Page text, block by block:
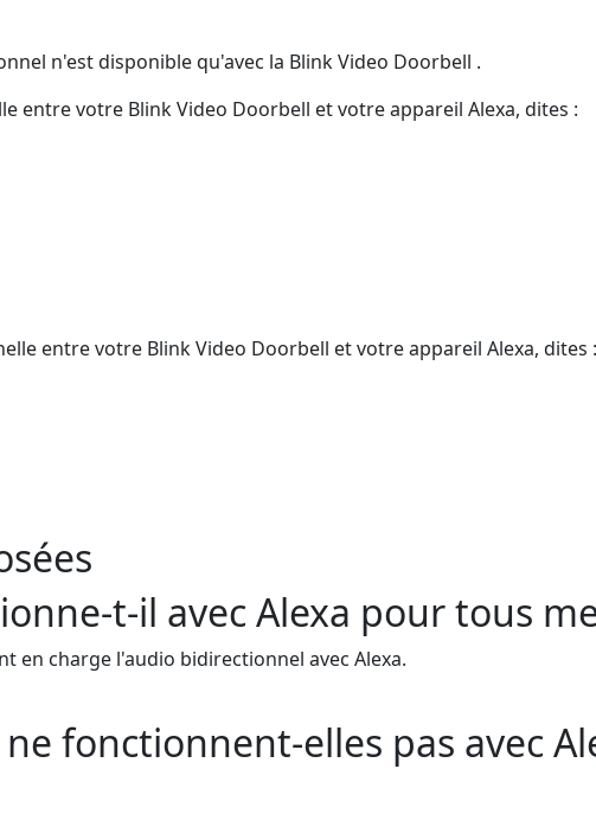
n'est disponible qu'avec la Blink Video Doorbell .
entre votre Blink Video Doorbell et votre appareil Alexa, dites :
entre votre Blink Video Doorbell et votre appareil Alexa, dites :
t-il avec Alexa pour tous
en charge l'audio bidirectionnel avec Alexa.
fonctionnent-elles pas avec